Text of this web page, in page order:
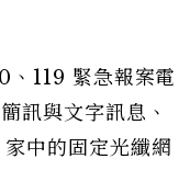
、119 緊急報案電
訊與文字訊息、
中的固定光纖網